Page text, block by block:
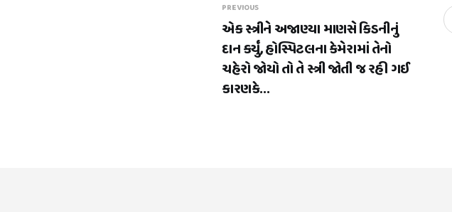
PREVIOUS
એક સ્ત્રીને અજાણ્યા માણસે કિડનીનું
દાન કર્યું, હોસ્પિટલના કેમેરામાં તેનો
ચહેરો જોયો તો તે સ્ત્રી જોતી જ રહી ગઈ
કારણકે...